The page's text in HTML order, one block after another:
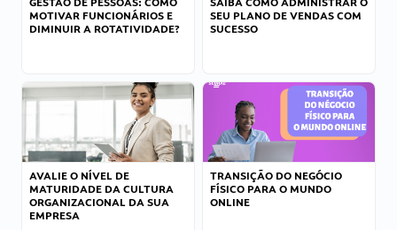
MOTIVAR FUNCIONÁRIOS E
DIMINUIR A ROTATIVIDADE?
SEU PLANO DE VENDAS COM
SUCESSO
AVALIE O NÍVEL DE
MATURIDADE DA CULTURA
ORGANIZACIONAL DA SUA
EMPRESA
TRANSIÇÃO DO NEGÓCIO
FÍSICO PARA O MUNDO
ONLINE